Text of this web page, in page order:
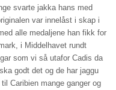
svarte jakka hans med
var innelåst i skap i
alle medaljene han fikk for
i Middelhavet rundt
som vi så utafor Cadis da
godt det og de har jaggu
Caribien mange ganger og